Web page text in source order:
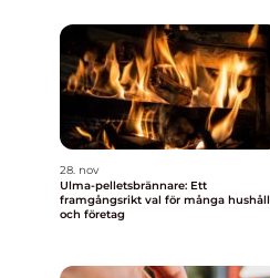
28. nov
Ulma-pelletsbrännare: Ett
framgångsrikt val för många hushåll
och företag